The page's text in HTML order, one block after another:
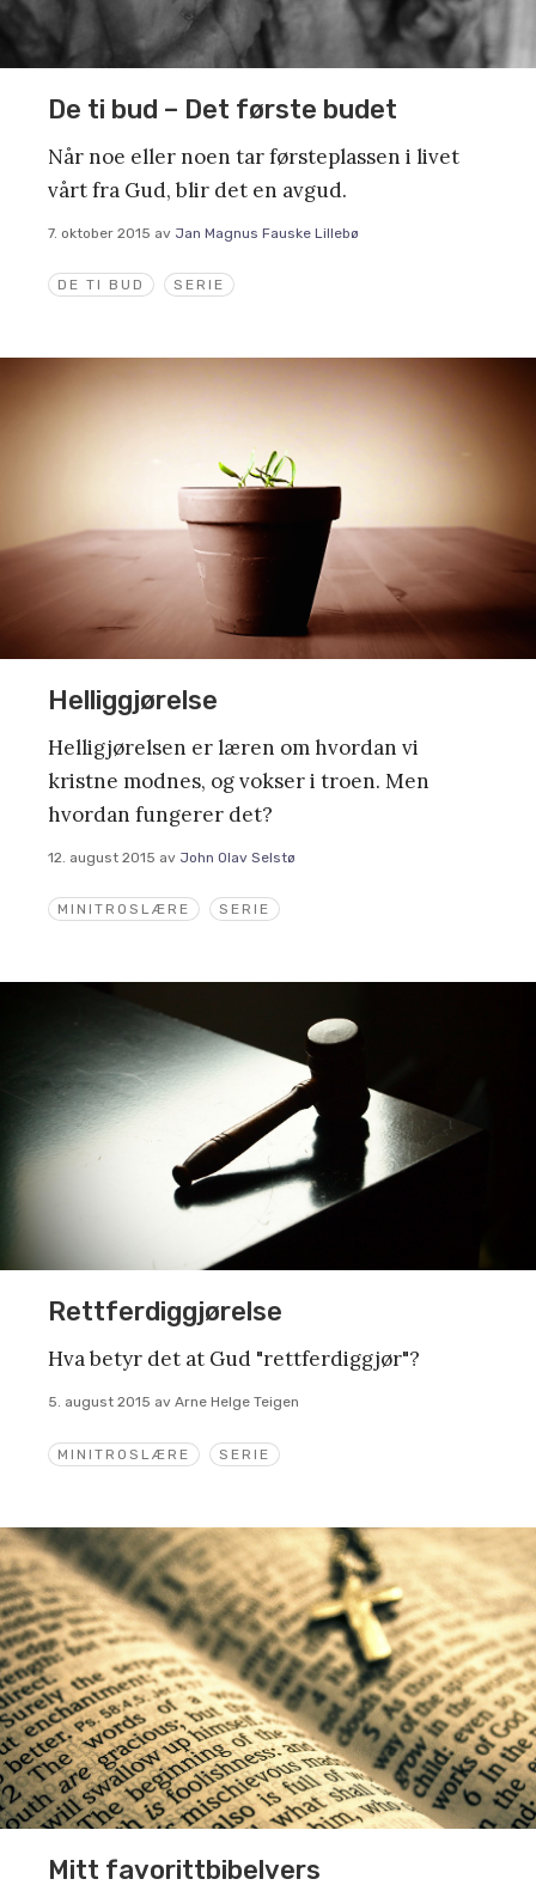
DE TI BUD SERIE
De ti bud – Det første budet
Når noe eller noen tar førsteplassen i livet
vårt fra Gud, blir det en avgud.
7. oktober 2015 av Jan Magnus Fauske Lillebø
MINITROSLÆRE SERIE
Helliggjørelse
Helligjørelsen er læren om hvordan vi
kristne modnes, og vokser i troen. Men
hvordan fungerer det?
12. august 2015 av John Olav Selstø
MINITROSLÆRE SERIE
Rettferdiggjørelse
Hva betyr det at Gud "rettferdiggjør"?
5. august 2015 av Arne Helge Teigen
Mitt favorittbibelvers